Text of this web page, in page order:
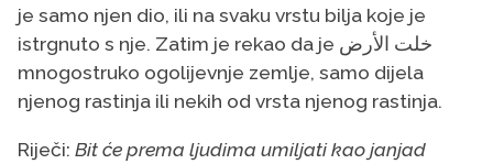
je samo njen dio, ili na svaku vrstu bilja koje je
istrgnuto s nje. Zatim je rekao da je خلت الأرض
mnogostruko ogolijevnje zemlje, samo dijela
njenog rastinja ili nekih od vrsta njenog rastinja.
Riječi: Bit će prema ljudima umiljati kao janjad